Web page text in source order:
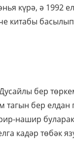
күрә, ә 1992
китабы
бер
тагын бер
нашир
кадәр төбәк